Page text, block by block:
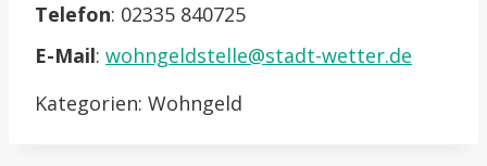
Telefon: 02335 840725
E-Mail: wohngeldstelle@stadt-wetter.de
Kategorien: Wohngeld